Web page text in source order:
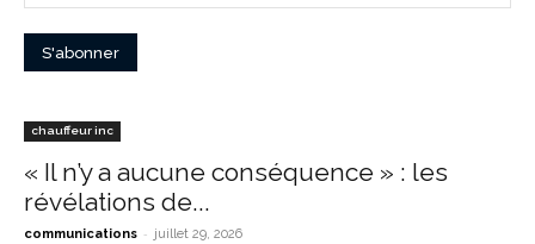
chauffeur inc
« Il n’y a aucune conséquence » : les
révélations de...
communications - juillet 29, 2026